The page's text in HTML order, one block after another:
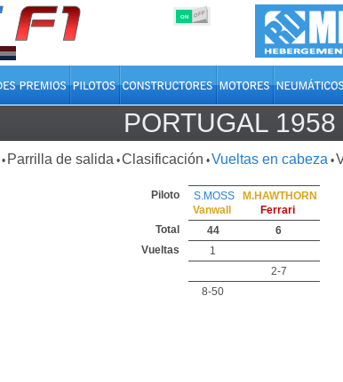
ON OFF
PORTUGAL 1958
• Parrilla de salida •Clasificación •Vueltas en cabeza •
Piloto
S.MOSS
Vanwall
M.HAWTHORN
Ferrari
Total
44
6
Vueltas
1
2-7
8-50